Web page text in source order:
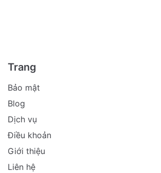
Trang
Bảo mật
Blog
Dịch vụ
Điều khoản
Giới thiệu
Liên hệ